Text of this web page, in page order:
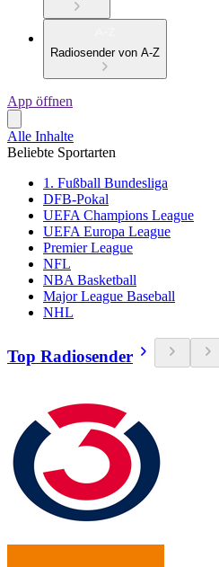
Radiosender von A-Z
App öffnen
Alle Inhalte
Beliebte Sportarten
1. Fußball Bundesliga
DFB-Pokal
UEFA Champions League
UEFA Europa League
Premier League
NFL
NBA Basketball
Major League Baseball
NHL
Top Radiosender